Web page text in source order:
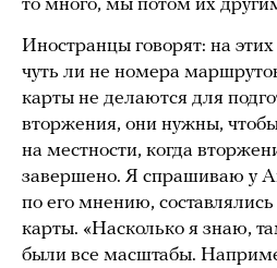
то много, мы потом их
Иностранцы говорят: на
чуть ли не номера
карты не делаются для
вторжения, они нужны,
на местности, когда
завершено. Я спрашиваю у
по его мнению,
карты. «Насколько я знаю,
были все масштабы.